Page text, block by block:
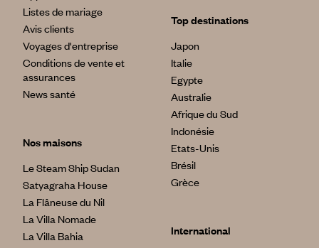
Listes de mariage
Avis clients
Voyages d'entreprise
Conditions de vente et
assurances
News santé
Nos maisons
Le Steam Ship Sudan
Satyagraha House
La Flâneuse du Nil
La Villa Nomade
La Villa Bahia
Top destinations
Japon
Italie
Egypte
Australie
Afrique du Sud
Indonésie
Etats-Unis
Brésil
Grèce
International